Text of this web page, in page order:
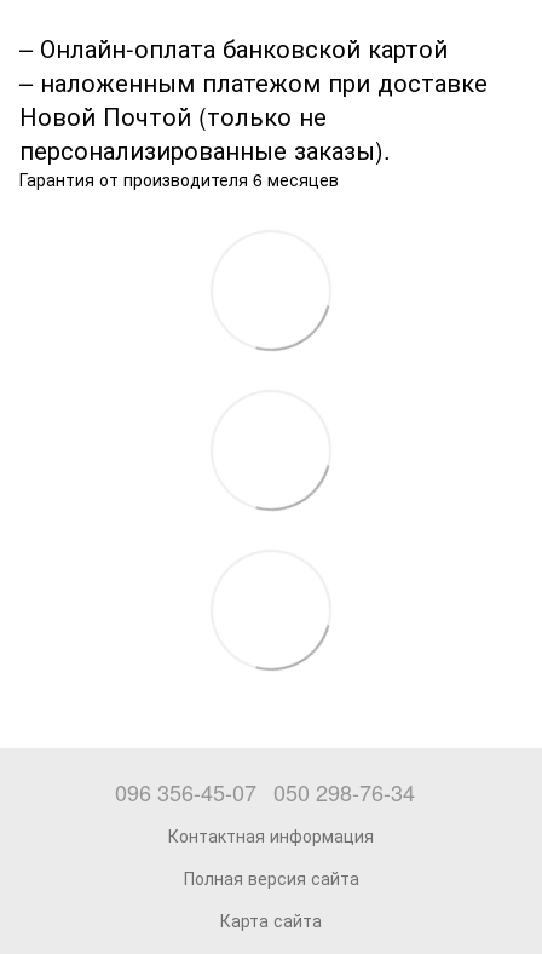
– Онлайн-оплата банковской картой
– наложенным платежом при доставке
Новой Почтой (только не
персонализированные заказы).
Гарантия от производителя 6 месяцев
096 356-45-07 050 298-76-34
Контактная информация
Полная версия сайта
Карта сайта